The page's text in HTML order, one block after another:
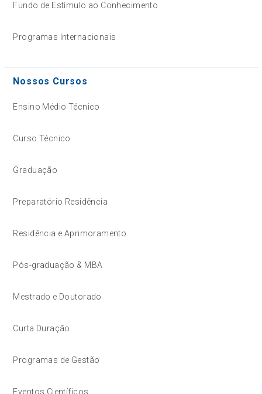
Fundo de Estímulo ao Conhecimento
Programas Internacionais
Nossos Cursos
Ensino Médio Técnico
Curso Técnico
Graduação
Preparatório Residência
Residência e Aprimoramento
Pós-graduação & MBA
Mestrado e Doutorado
Curta Duração
Programas de Gestão
Eventos Científicos